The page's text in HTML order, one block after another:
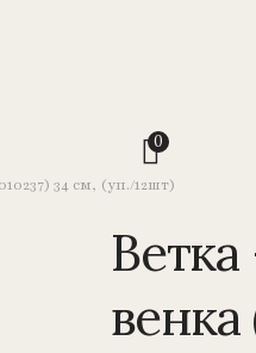
0
34 см, (уп./12шт)